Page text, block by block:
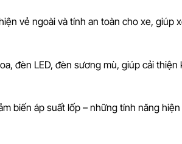
vẻ ngoài và tính an toàn cho xe, giúp
đèn LED, đèn sương mù, giúp cải
biến áp suất lốp – những tính năng